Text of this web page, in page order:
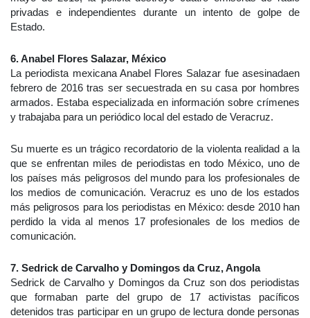
privadas e independientes durante un intento de golpe de
Estado.
6. Anabel Flores Salazar, México
La periodista mexicana Anabel Flores Salazar fue asesinadaen
febrero de 2016 tras ser secuestrada en su casa por hombres
armados. Estaba especializada en información sobre crímenes
y trabajaba para un periódico local del estado de Veracruz.
Su muerte es un trágico recordatorio de la violenta realidad a la
que se enfrentan miles de periodistas en todo México, uno de
los países más peligrosos del mundo para los profesionales de
los medios de comunicación. Veracruz es uno de los estados
más peligrosos para los periodistas en México: desde 2010 han
perdido la vida al menos 17 profesionales de los medios de
comunicación.
7. Sedrick de Carvalho y Domingos da Cruz, Angola
Sedrick de Carvalho y Domingos da Cruz son dos periodistas
que formaban parte del grupo de 17 activistas pacíficos
detenidos tras participar en un grupo de lectura donde personas